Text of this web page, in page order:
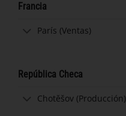
Francia
París (Ventas)
República Checa
Chotěšov (Producción)